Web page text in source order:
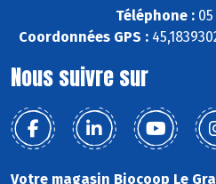
Téléphone :05
Coordonnées GPS :
Nous suivre sur
Votre magasin Biocoop Le